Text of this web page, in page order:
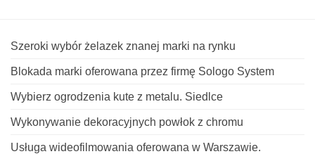
Szeroki wybór żelazek znanej marki na rynku
Blokada marki oferowana przez firmę Sologo System
Wybierz ogrodzenia kute z metalu. Siedlce
Wykonywanie dekoracyjnych powłok z chromu
Usługa wideofilmowania oferowana w Warszawie.